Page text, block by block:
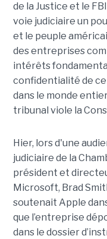
de la Justice et le
voie judiciaire un
et le peuple
des entreprises
intérêts
confidentialité de
dans le monde
tribunal viole la
Hier, lors d'une
judiciaire de la
président et
Microsoft, Brad
soutenait Apple
que l’entreprise
dans le dossier